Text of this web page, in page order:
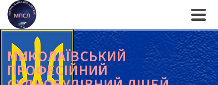
МИКОЛАЇВСЬКИЙ
ПРОФЕСІЙНИЙ